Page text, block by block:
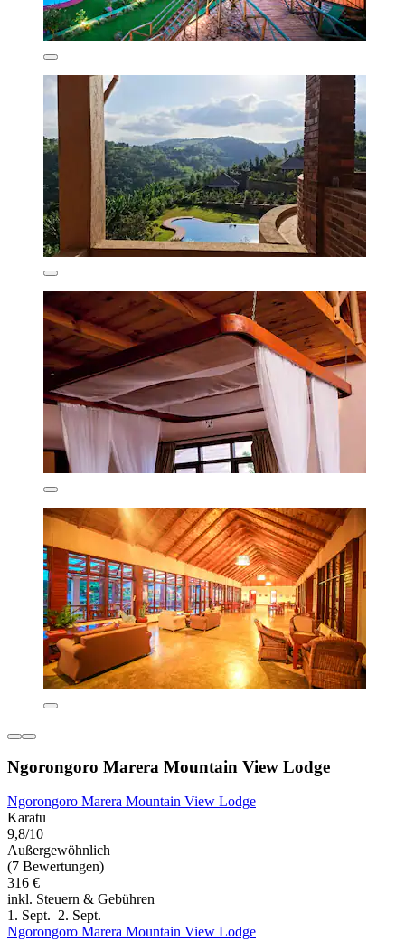
Ngorongoro Marera Mountain View Lodge
Ngorongoro Marera Mountain View Lodge
Karatu
9,8/10
Außergewöhnlich
(7 Bewertungen)
316 €
inkl. Steuern & Gebühren
1. Sept.–2. Sept.
Ngorongoro Marera Mountain View Lodge